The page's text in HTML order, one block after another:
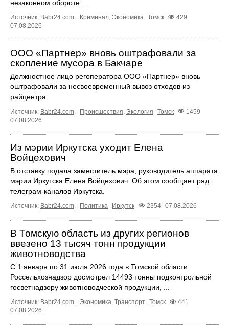
незаконном обороте ...
Источник: Babr24.com. Криминал, Экономика Томск
429
07.08.2026
ООО «Партнер» вновь оштрафовали за
скопление мусора в Бакчаре
Должностное лицо регоператора ООО «Партнер» вновь
оштрафовали за несвоевременный вывоз отходов из
райцентра.
Источник: Babr24.com Происшествия Экология Томск
1459
07.08.2026
Из мэрии Иркутска уходит Елена
Войцехович
В отставку подала заместитель мэра, руководитель аппарата
мэрии Иркутска Елена Войцехович. Об этом сообщает ряд
телеграм‑каналов Иркутска.
Источник: Babr24.com Политика Иркутск 2354 07.08.2026
В Томскую область из других регионов
ввезено 13 тысяч тонн продукции
животноводства
С 1 января по 31 июля 2026 года в Томской области
Россельхознадзор досмотрел 14493 тонны подконтрольной
госветнадзору животноводческой продукции, ...
Источник: Babr24.com. Экономика, Транспорт Томск
441
07.08.2026